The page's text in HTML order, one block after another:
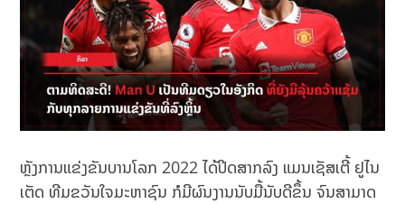
ຫຼັງການແຂ່ງຂັນບານໂລກ 2022 ໄດ້ປິດສາກລົງ ແມນເຊັສເຕີ້ ຢູໄນ
ເຕັດ ທີມຂວັນໃຈມະຫາຊົນ ກໍມີຜົນງານນັບມື້ນັບດີຂຶ້ນ ຈົນສາມາດ